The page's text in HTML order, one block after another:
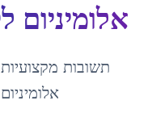
אלומיניום
תשובות